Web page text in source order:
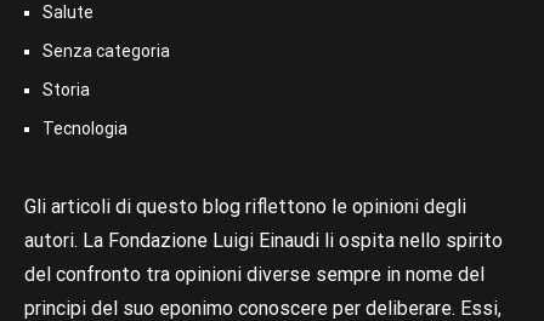
Salute
Senza categoria
Storia
Tecnologia
Gli articoli di questo blog riflettono le opinioni degli
autori. La Fondazione Luigi Einaudi li ospita nello spirito
del confronto tra opinioni diverse sempre in nome del
principi del suo eponimo conoscere per deliberare. Essi,